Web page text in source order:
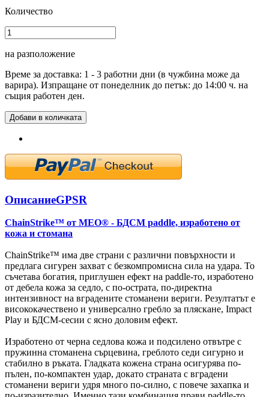
Количество
на разположение
Време за доставка: 1 - 3 работни дни (в чужбина може да
варира). Изпращане от понеделник до петък: до 14:00 ч. на
същия работен ден.
Добави в количката
ОписаниеGPSR
ChainStrike™ от MEO® - БДСМ paddle, изработено от
кожа и стомана
ChainStrike™ има две страни с различни повърхности и
предлага сигурен захват с безкомпромисна сила на удара. То
съчетава богатия, приглушен ефект на paddle-то, изработено
от дебела кожа за седло, с по-острата, по-директна
интензивност на вградените стоманени вериги. Резултатът е
висококачествено и универсално гребло за пляскане, Impact
Play и БДСМ-сесии с ясно доловим ефект.
Изработено от черна седлова кожа и подсилено отвътре с
пружинна стоманена сърцевина, греблото седи сигурно и
стабилно в ръката. Гладката кожена страна осигурява по-
пълен, по-компактен удар, докато страната с вградени
стоманени вериги удря много по-силно, с повече захапка и